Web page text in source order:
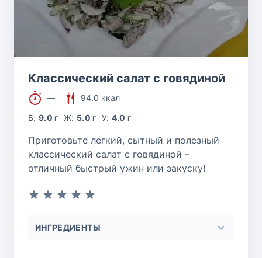
Классический салат с говядиной
—
94.0 ккал
Б:9.0 г Ж: 5.0 г У: 4.0 г
Приготовьте легкий, сытный и полезный
классический салат с говядиной –
отличный быстрый ужин или закуску!
ИНГРЕДИЕНТЫ